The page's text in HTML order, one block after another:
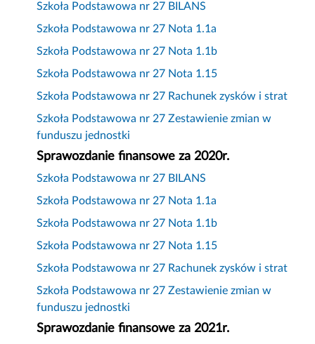
Szkoła Podstawowa nr 27 BILANS
Szkoła Podstawowa nr 27 Nota 1.1a
Szkoła Podstawowa nr 27 Nota 1.1b
Szkoła Podstawowa nr 27 Nota 1.15
Szkoła Podstawowa nr 27 Rachunek zysków i strat
Szkoła Podstawowa nr 27 Zestawienie zmian w
funduszu jednostki
Sprawozdanie finansowe za 2020r.
Szkoła Podstawowa nr 27 BILANS
Szkoła Podstawowa nr 27 Nota 1.1a
Szkoła Podstawowa nr 27 Nota 1.1b
Szkoła Podstawowa nr 27 Nota 1.15
Szkoła Podstawowa nr 27 Rachunek zysków i strat
Szkoła Podstawowa nr 27 Zestawienie zmian w
funduszu jednostki
Sprawozdanie finansowe za 2021r.